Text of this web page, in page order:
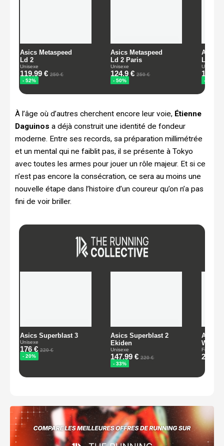
À l’âge où d’autres cherchent encore leur voie, Étienne
Daguinos a déjà construit une identité de fondeur
moderne. Entre ses records, sa préparation millimétrée
et un mental qui ne faiblit pas, il se présente à Tokyo
avec toutes les armes pour jouer un rôle majeur. Et si ce
n’est pas encore la consécration, ce sera au moins une
nouvelle étape dans l’histoire d’un coureur qu’on n’a pas
fini de voir briller.